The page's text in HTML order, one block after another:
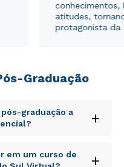
conhecimentos,
atitudes,
protagonista da
Graduação
graduação a
+
iste natus error sit
laudantium,
em um curso de
+